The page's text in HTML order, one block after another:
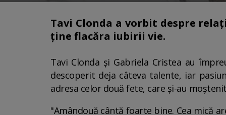
Tavi Clonda a vorbit despre
ține flacăra iubirii vie.
Tavi Clonda și Gabriela Cristea au
descoperit deja câteva talente, iar
adresa celor două fete, care și-au
"Amândouă cântă foarte bine. Cea mică